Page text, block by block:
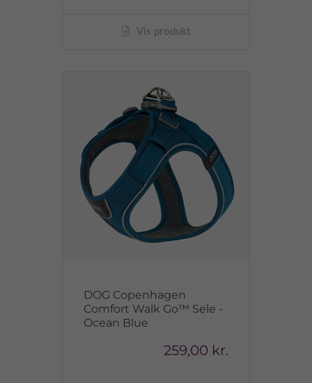
Vis produkt
DOG Copenhagen
Comfort Walk Go™ Sele -
Ocean Blue
259,00 kr.